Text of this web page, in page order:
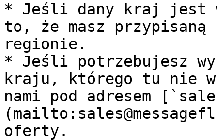
* Jeśli dany kraj jest
to, że masz przypisaną
regionie.
* Jeśli potrzebujesz
kraju, którego tu nie
nami pod adresem
oferty.